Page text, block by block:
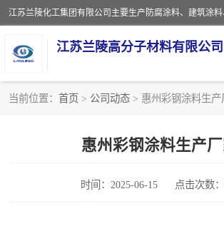
江苏兰陵高分子材料有限公司
当前位置： 首页 > 公司动态 > 惠州彩钢涂料生产
惠州彩钢涂料生产
时间：2025-06-15 点击次数